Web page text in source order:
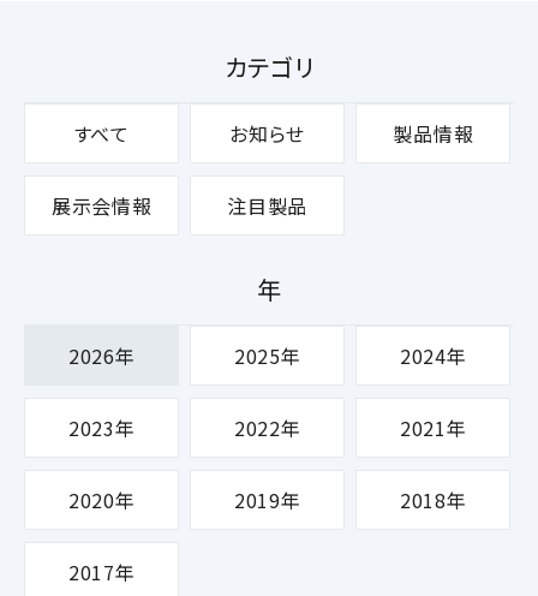
カテゴリ
すべて お知らせ 製品情報
展示会情報 注目製品
年
2026年 2025年 2024年
2023年 2022年 2021年
2020年 2019年 2018年
2017年